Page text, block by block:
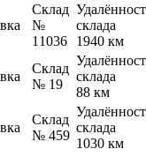
Склад
№
11036
склада
1940 км
Склад
№ 19
склада
88 км
Склад
№ 459
склада
1030 км